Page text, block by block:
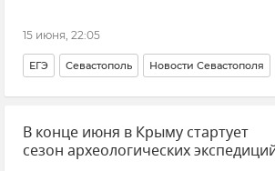
15 июня, 22:05
ЕГЭ Севастополь Новости Севастополя
Михаил Развожаев
Образование в Крыму и Севастополе Крым
Новости Крыма
В конце июня в Крыму стартует
сезон археологических